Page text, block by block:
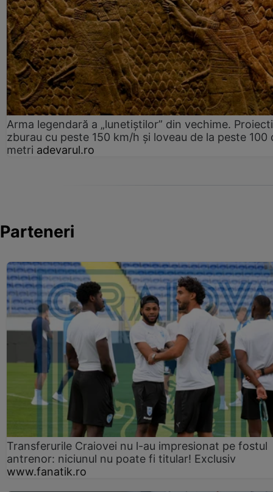
Arma legendară a „lunetiștilor” din vechime.
zburau cu peste 150 km/h și loveau de la peste 100
metri adevarul.ro
Parteneri
Transferurile Craiovei nu l-au impresionat pe fostul
antrenor: niciunul nu poate fi titular! Exclusiv
www.fanatik.ro